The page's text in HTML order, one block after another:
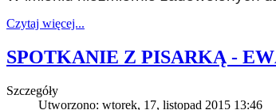
Czytaj więcej...
SPOTKANIE Z PISARKĄ -
Szczegóły
Utworzono: wtorek, 17, listopad 2015 13:46